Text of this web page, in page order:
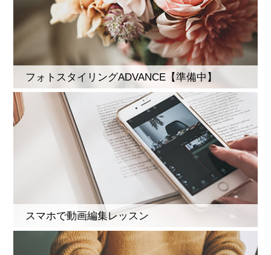
フォトスタイリングADVANCE【準備中】
スマホで動画編集レッスン